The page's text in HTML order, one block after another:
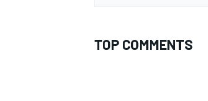
TOP COMMENTS